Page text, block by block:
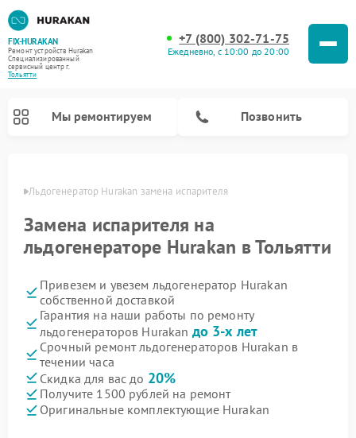
FIX-HURAKAN
Ремонт устройств Hurakan
Специализированный
cервисный центр г.
Тольятти
+7 (800) 302-71-75
Ежедневно, с 10:00 до 20:00
Мы ремонтируем Позвонить
Льдогенератор Hurakan замена испарителя
Замена испарителя на
льдогенераторе Hurakan в Тольятти
Привезем и увезем льдогенератор Hurakan
собственной доставкой
Гарантия на наши работы по ремонту
льдогенераторов Hurakan до 3-х лет
Срочный ремонт льдогенераторов Hurakan в
течении часа
Скидка для вас до 20%
Получите 1500 рублей на ремонт
Оригинальные комплектующие Hurakan